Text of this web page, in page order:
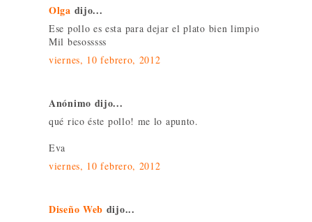
Olga dijo...
Ese pollo es esta para dejar el plato bien limpio
Mil besosssss
viernes, 10 febrero, 2012
Anónimo dijo...
qué rico éste pollo! me lo apunto.
Eva
viernes, 10 febrero, 2012
Diseño Web dijo...